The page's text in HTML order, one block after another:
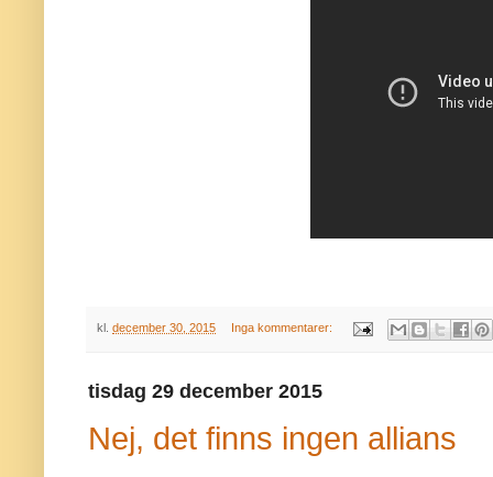
kl. december 30, 2015 Inga kommentarer:
tisdag 29 december 2015
Nej, det finns ingen allians